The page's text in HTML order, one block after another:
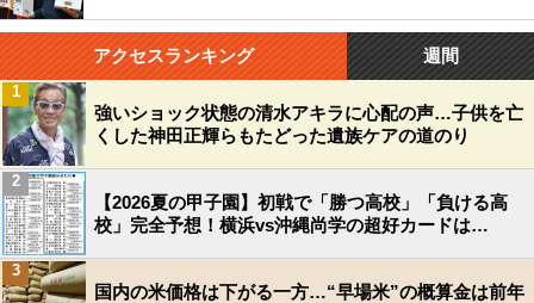
アクセスランキング 週間
強いショック状態の清水アキラに心配の声…子供を亡
くした神田正輝らもたどった遺族ケアの道のり
1
【2026夏の甲子園】初戦で「勝つ高校」「負ける高
校」完全予想！横浜vs沖縄尚学の超好カードは…
2
国内の米価格は下がる一方…“早場米”の概算金は前年
3